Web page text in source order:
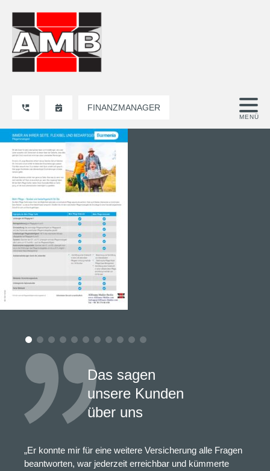
FINANZMANAGER
Das sagen
unsere Kunden
über uns
„Er konnte mir für eine weitere Versicherung alle Fragen
beantworten, war jederzeit erreichbar und kümmerte